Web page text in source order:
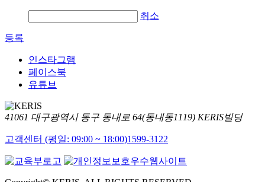
취소
등록
인스타그램
페이스북
유튜브
41061 대구광역시 동구 동내로 64(동내동1119) KERIS빌딩
고객센터 (평일: 09:00 ~ 18:00)1599-3122